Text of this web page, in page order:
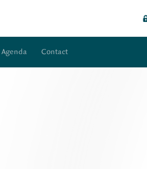
Agenda Contact